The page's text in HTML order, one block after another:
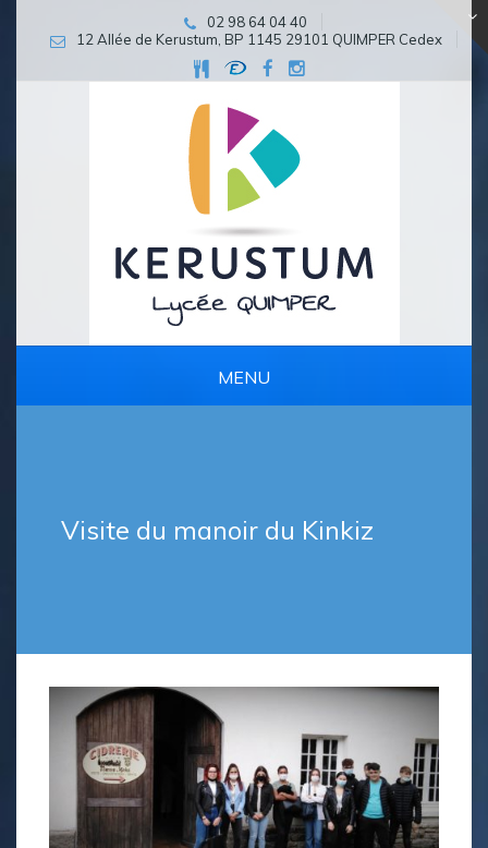
02 98 64 04 40
12 Allée de Kerustum, BP 1145 29101 QUIMPER Cedex
MENU
Visite du manoir du Kinkiz